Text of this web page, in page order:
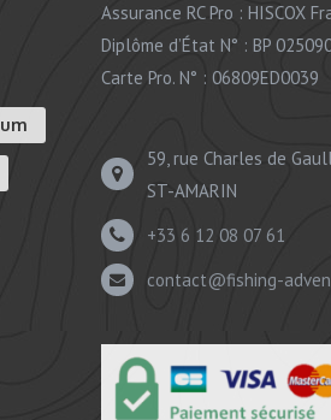
Assurance RC Pro : HISCOX
Diplôme d’État N° : BP
Carte Pro. N° : 06809ED0039
59, rue Charles de
ST-AMARIN
+33 6 12 08 07 61
contact@fishing-